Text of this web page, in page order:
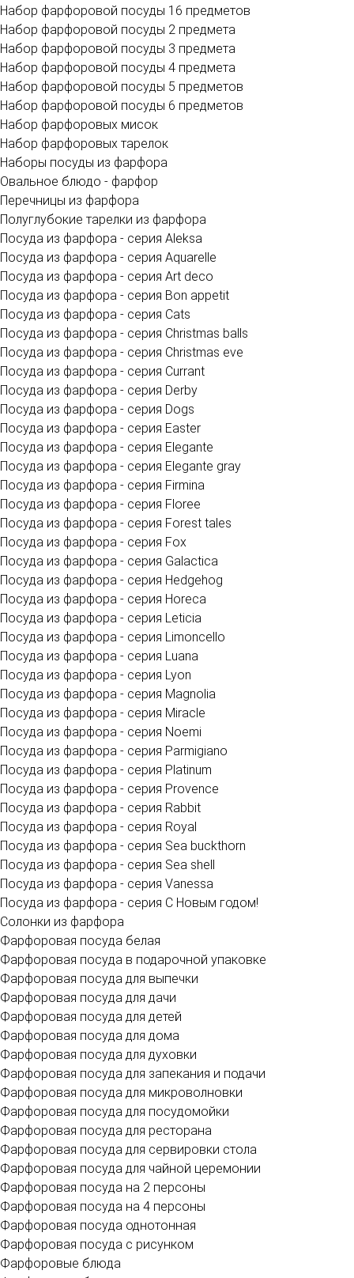
Набор фарфоровой посуды 16 предметов
Набор фарфоровой посуды 2 предмета
Набор фарфоровой посуды 3 предмета
Набор фарфоровой посуды 4 предмета
Набор фарфоровой посуды 5 предметов
Набор фарфоровой посуды 6 предметов
Набор фарфоровых мисок
Набор фарфоровых тарелок
Наборы посуды из фарфора
Овальное блюдо - фарфор
Перечницы из фарфора
Полуглубокие тарелки из фарфора
Посуда из фарфора - серия Aleksa
Посуда из фарфора - серия Aquarelle
Посуда из фарфора - серия Art deco
Посуда из фарфора - серия Bon appetit
Посуда из фарфора - серия Cats
Посуда из фарфора - серия Christmas balls
Посуда из фарфора - серия Christmas eve
Посуда из фарфора - серия Currant
Посуда из фарфора - серия Derby
Посуда из фарфора - серия Dogs
Посуда из фарфора - серия Easter
Посуда из фарфора - серия Elegante
Посуда из фарфора - серия Elegante gray
Посуда из фарфора - серия Firmina
Посуда из фарфора - серия Floree
Посуда из фарфора - серия Forest tales
Посуда из фарфора - серия Fox
Посуда из фарфора - серия Galactica
Посуда из фарфора - серия Hedgehog
Посуда из фарфора - серия Horeca
Посуда из фарфора - серия Leticia
Посуда из фарфора - серия Limoncello
Посуда из фарфора - серия Luana
Посуда из фарфора - серия Lyon
Посуда из фарфора - серия Magnolia
Посуда из фарфора - серия Miracle
Посуда из фарфора - серия Noemi
Посуда из фарфора - серия Parmigiano
Посуда из фарфора - серия Platinum
Посуда из фарфора - серия Provence
Посуда из фарфора - серия Rabbit
Посуда из фарфора - серия Royal
Посуда из фарфора - серия Sea buckthorn
Посуда из фарфора - серия Sea shell
Посуда из фарфора - серия Vanessa
Посуда из фарфора - серия С Новым годом!
Солонки из фарфора
Фарфоровая посуда белая
Фарфоровая посуда в подарочной упаковке
Фарфоровая посуда для выпечки
Фарфоровая посуда для дачи
Фарфоровая посуда для детей
Фарфоровая посуда для дома
Фарфоровая посуда для духовки
Фарфоровая посуда для запекания и подачи
Фарфоровая посуда для микроволновки
Фарфоровая посуда для посудомойки
Фарфоровая посуда для ресторана
Фарфоровая посуда для сервировки стола
Фарфоровая посуда для чайной церемонии
Фарфоровая посуда на 2 персоны
Фарфоровая посуда на 4 персоны
Фарфоровая посуда однотонная
Фарфоровая посуда с рисунком
Фарфоровые блюда